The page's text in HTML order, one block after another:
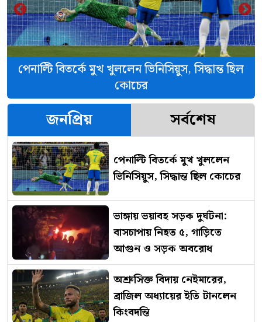
‹
পেনাল্টি বিতর্কে মুখ খুললেন ভিনিসিয়ুস, সিদ্ধান্ত ছিল
কোচের
›
জনপ্রিয় সর্বশেষ
পেনাল্টি বিতর্কে মুখ খুললেন
ভিনিসিয়ুস, সিদ্ধান্ত ছিল কোচের
ভাঙ্গায় ভয়াবহ সড়ক দুর্ঘটনা:
বাসচাপায় নিহত ৫, গাড়িতে
আগুন ও সড়ক অবরোধ
অশ্রুসিক্ত বিদায় নেইমারের,
ব্রাজিল অধ্যায়ের ইতি টানলেন
কিংবদন্তি